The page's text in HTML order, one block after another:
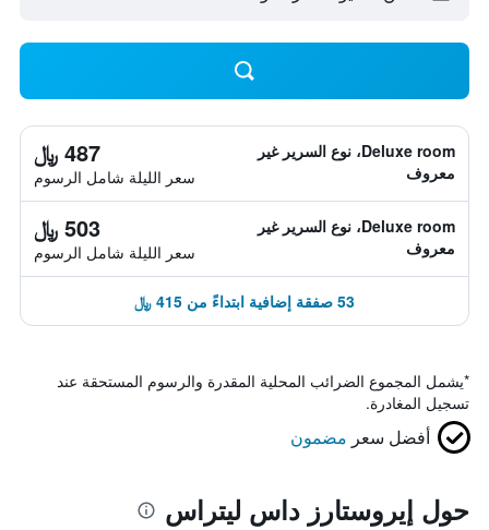
Deluxe room، نوع السرير غير
معروف
487 ﷼
سعر الليلة شامل الرسوم
Deluxe room، نوع السرير غير
معروف
503 ﷼
سعر الليلة شامل الرسوم
53 صفقة إضافية ابتداءً من 415 ﷼
*يشمل المجموع الضرائب المحلية المقدرة والرسوم المستحقة عند
تسجيل المغادرة.
أفضل سعر مضمون
حول إيروستارز داس ليتراس